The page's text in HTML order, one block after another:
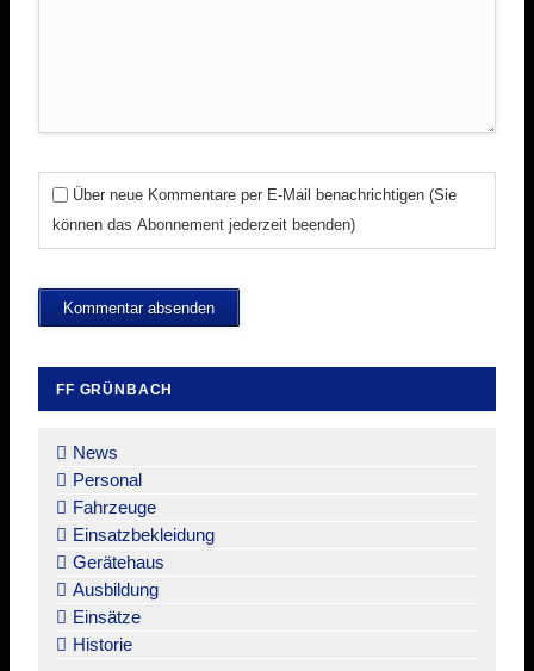
Über neue Kommentare per E-Mail benachrichtigen (Sie
können das Abonnement jederzeit beenden)
Kommentar absenden
FF GRÜNBACH
überspringen
News
Personal
Fahrzeuge
Einsatzbekleidung
Gerätehaus
Ausbildung
Einsätze
Historie